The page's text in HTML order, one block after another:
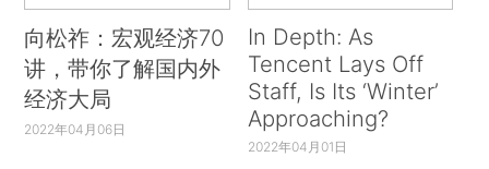
向松祚：宏观经济70
讲，带你了解国内外
经济大局
2022年04月06日
In Depth: As
Tencent Lays Off
Staff, Is Its ‘Winter’
Approaching?
2022年04月01日